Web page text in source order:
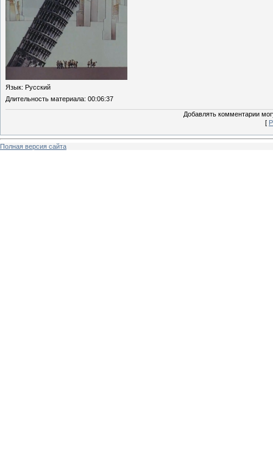
Язык: Русский
Длительность материала: 00:06:37
Добавлять комментарии
[
Полная версия сайта